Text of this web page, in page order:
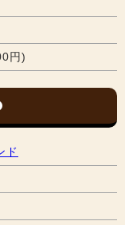
円)
ド